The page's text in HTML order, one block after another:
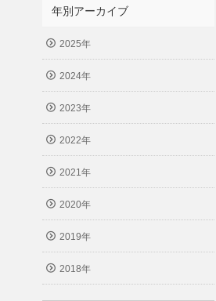
年別アーカイブ
2025年
2024年
2023年
2022年
2021年
2020年
2019年
2018年